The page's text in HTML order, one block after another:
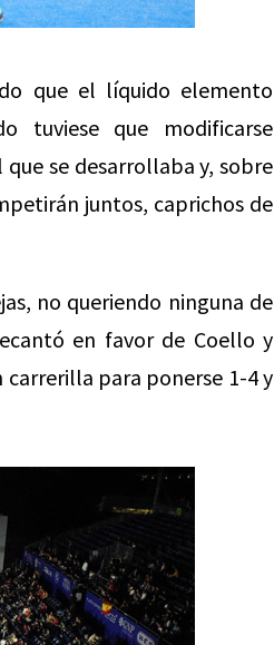
que el líquido elemento
tuviese que modificarse
se desarrollaba y, sobre
juntos, caprichos de
no queriendo ninguna de
en favor de Coello y
para ponerse 1-4 y